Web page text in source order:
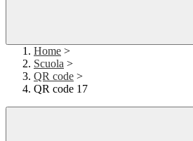
Home >
Scuola >
QR code >
QR code 17